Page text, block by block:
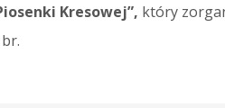
Kresowej”, który